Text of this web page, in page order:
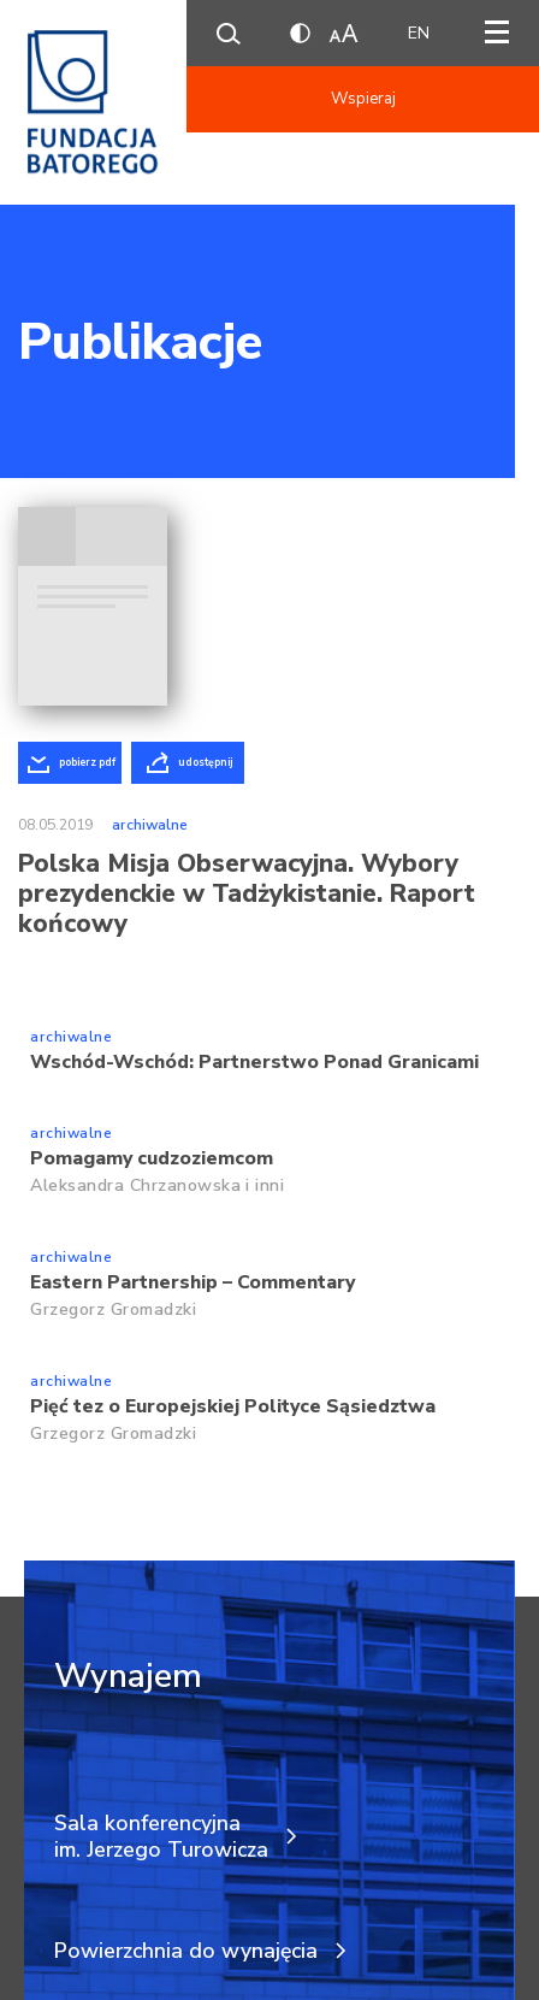
EN
Wspieraj
Publikacje
pobierz pdf udostępnij
08.05.2019 archiwalne
Polska Misja Obserwacyjna. Wybory
prezydenckie w Tadżykistanie. Raport
końcowy
archiwalne
Wschód-Wschód: Partnerstwo Ponad Granicami
archiwalne
Pomagamy cudzoziemcom
Aleksandra Chrzanowska i inni
archiwalne
Eastern Partnership – Commentary
Grzegorz Gromadzki
archiwalne
Pięć tez o Europejskiej Polityce Sąsiedztwa
Grzegorz Gromadzki
Wynajem
Sala konferencyjna
im. Jerzego Turowicza
Powierzchnia do wynajęcia